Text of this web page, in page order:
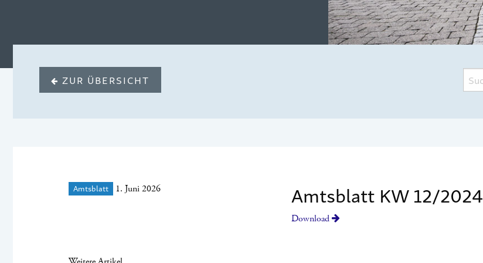
ZUR ÜBERSICHT
Amtsblatt 1. Juni 2026 Amtsblatt KW 12/2024
Download